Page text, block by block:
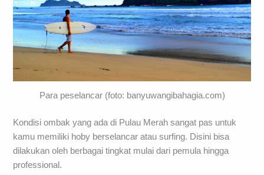
Para peselancar (foto: banyuwangibahagia.com)
Kondisi ombak yang ada di Pulau Merah sangat pas untuk
kamu memiliki hoby berselancar atau surfing. Disini bisa
dilakukan oleh berbagai tingkat mulai dari pemula hingga
professional.